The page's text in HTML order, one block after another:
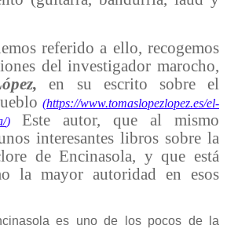
referido a ello, recogemos
del investigador marocho,
en su escrito
sobre el
(https://www.tomaslopezlopez.es/el-
) Este autor, que al mismo
interesantes libros sobre la
de Encinasola, y que está
la mayor autoridad en esos
es uno de los pocos de la